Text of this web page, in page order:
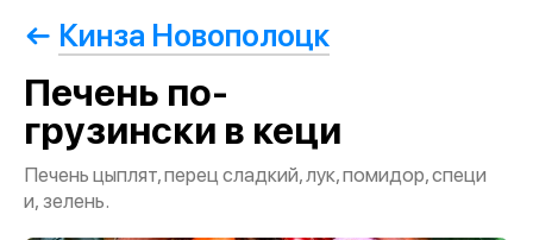
Кинза Новополоцк
Печень по-
грузински в кеци
Печень цыплят, перец сладкий, лук, помидор, специ
и, зелень.